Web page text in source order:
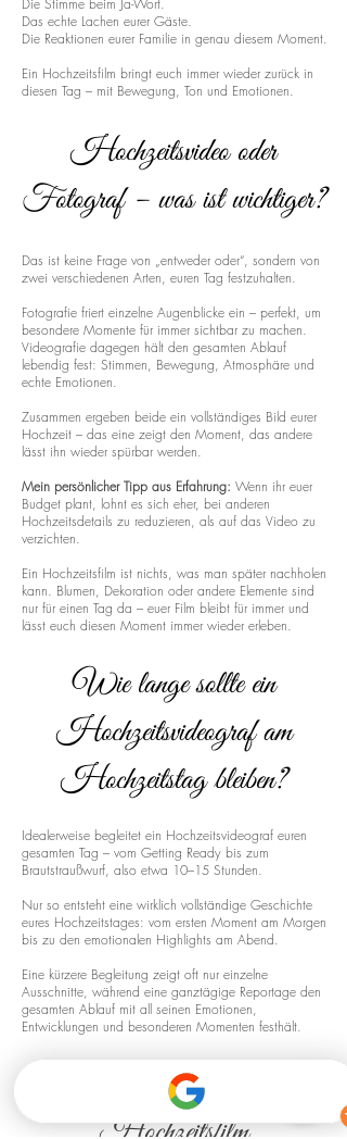
Die Stimme beim Ja-Wort.
Das echte Lachen eurer Gäste.
Die Reaktionen eurer Familie in genau diesem Moment.
Ein Hochzeitsfilm bringt euch immer wieder zurück in
diesen Tag – mit Bewegung, Ton und Emotionen.
Hochzeitsvideo oder
Fotograf – was ist wichtiger?
Das ist keine Frage von „entweder oder“, sondern von
zwei verschiedenen Arten, euren Tag festzuhalten.
Fotografie friert einzelne Augenblicke ein – perfekt, um
besondere Momente für immer sichtbar zu machen.
Videografie dagegen hält den gesamten Ablauf
lebendig fest: Stimmen, Bewegung, Atmosphäre und
echte Emotionen.
Zusammen ergeben beide ein vollständiges Bild eurer
Hochzeit – das eine zeigt den Moment, das andere
lässt ihn wieder spürbar werden.
Mein persönlicher Tipp aus Erfahrung: Wenn ihr euer
Budget plant, lohnt es sich eher, bei anderen
Hochzeitsdetails zu reduzieren, als auf das Video zu
verzichten.
Ein Hochzeitsfilm ist nichts, was man später nachholen
kann. Blumen, Dekoration oder andere Elemente sind
nur für einen Tag da – euer Film bleibt für immer und
lässt euch diesen Moment immer wieder erleben.
Wie lange sollte ein
Hochzeitsvideograf am
Hochzeitstag bleiben?
Idealerweise begleitet ein Hochzeitsvideograf euren
gesamten Tag – vom Getting Ready bis zum
Brautstraußwurf, also etwa 10–15 Stunden.
Nur so entsteht eine wirklich vollständige Geschichte
eures Hochzeitstages: vom ersten Moment am Morgen
bis zu den emotionalen Highlights am Abend.
Eine kürzere Begleitung zeigt oft nur einzelne
Ausschnitte, während eine ganztägige Reportage den
gesamten Ablauf mit all seinen Emotionen,
Entwicklungen und besonderen Momenten festhält.
Drohnenaufnahmen für euren